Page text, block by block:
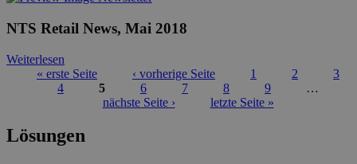
NTS Retail News, Mai 2018
Weiterlesen
« erste Seite ‹ vorherige Seite 1 2
3
4
5 6 7 8 9
…
nächste Seite ›
letzte Seite »
Lösungen